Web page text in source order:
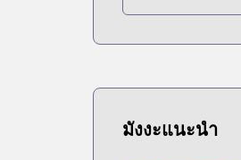
มังงะแนะนำ